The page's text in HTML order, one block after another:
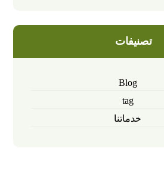
تصنيفات
Blog
tag
خدماتنا